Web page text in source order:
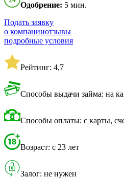
Одобрение: 5 мин.
Подать заявку
о компанииотзывы
подробные условия
Рейтинг: 4,7
Способы выдачи займа: на
Способы оплаты: с карты,
Возраст: с 23 лет
Залог: не нужен